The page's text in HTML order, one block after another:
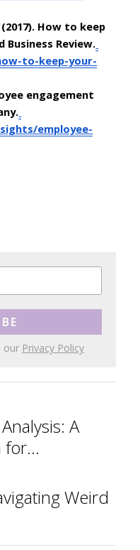
How to keep
Review.
to-keep-your-
engagement
employee-
our Privacy Policy
A
for...
Weird